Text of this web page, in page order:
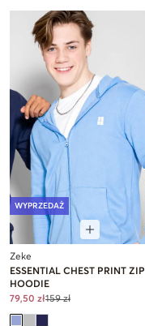
WYPRZEDAŻ
Zeke
ESSENTIAL CHEST PRINT ZIP
HOODIE
79,50 zł159 zł